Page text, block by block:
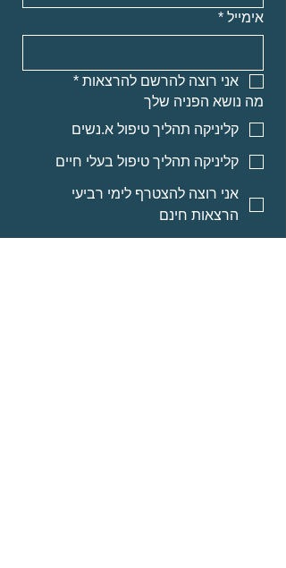
אימייל *
אני רוצה להרשם להרצאות *
מה נושא הפניה שלך
קליניקה תהליך טיפול א.נשים
קליניקה תהליך טיפול בעלי חיים
אני רוצה להצטרף לימי רביעי
הרצאות חינם